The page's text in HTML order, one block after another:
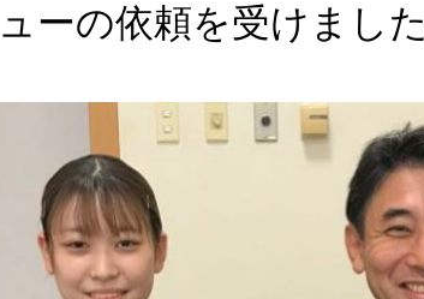
ーの依頼を受けました